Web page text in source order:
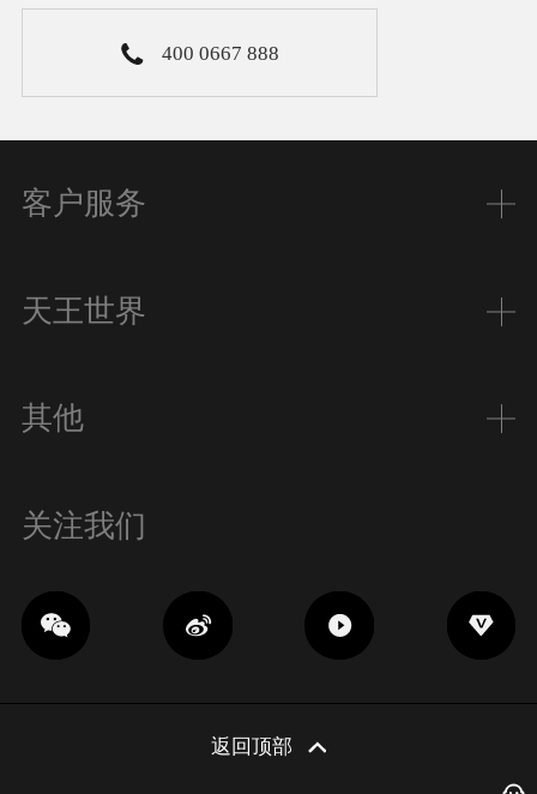
400 0667 888
客户服务
天王世界
其他
关注我们
返回顶部